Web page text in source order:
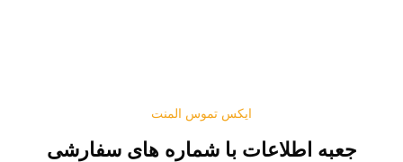
ایکس تموس المنت
جعبه اطلاعات با شماره های سفارشی